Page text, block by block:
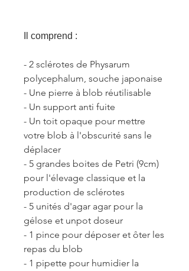
Il comprend :
- 2 sclérotes de Physarum
polycephalum, souche japonaise
- Une pierre à blob réutilisable
- Un support anti fuite
- Un toit opaque pour mettre
votre blob à l'obscurité sans le
déplacer
- 5 grandes boites de Petri (9cm)
pour l'élevage classique et la
production de sclérotes
- 5 unités d'agar agar pour la
gélose et unpot doseur
- 1 pince pour déposer et ôter les
repas du blob
- 1 pipette pour humidier la